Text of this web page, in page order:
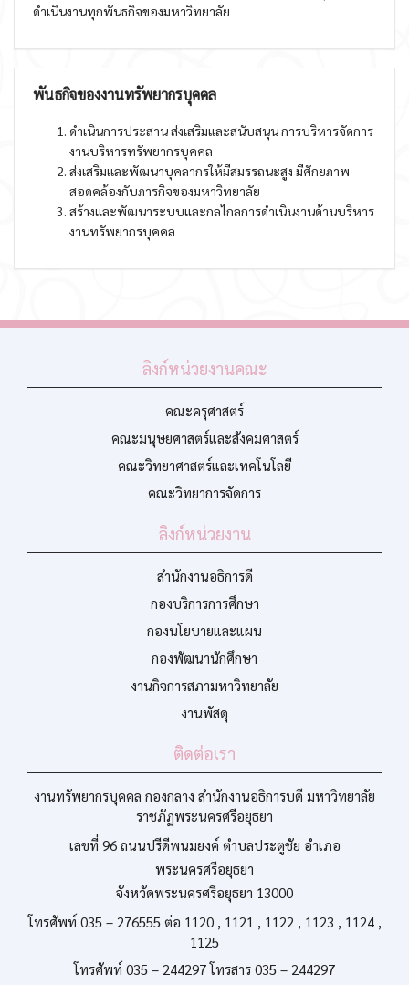
ดำเนินงานทุกพันธกิจของมหาวิทยาลัย
พันธกิจของงานทรัพยากรบุคคล
ดำเนินการประสาน ส่งเสริมและสนับสนุน การบริหารจัดการ
งานบริหารทรัพยากรบุคคล
ส่งเสริมและพัฒนาบุคลากรให้มีสมรรถนะสูง มีศักยภาพ
สอดคล้องกับภารกิจของมหาวิทยาลัย
สร้างและพัฒนาระบบและกลไกลการดำเนินงานด้านบริหาร
งานทรัพยากรบุคคล
ลิงก์หน่วยงานคณะ
คณะครุศาสตร์
คณะมนุษยศาสตร์และสังคมศาสตร์
คณะวิทยาศาสตร์และเทคโนโลยี
คณะวิทยาการจัดการ
ลิงก์หน่วยงาน
สำนักงานอธิการดี
กองบริการการศึกษา
กองนโยบายและแผน
กองพัฒนานักศึกษา
งานกิจการสภามหาวิทยาลัย
งานพัสดุ
ติดต่อเรา
งานทรัพยากรบุคคล กองกลาง สำนักงานอธิการบดี มหาวิทยาลัย
ราชภัฏพระนครศรีอยุธยา
เลขที่ 96 ถนนปรีดีพนมยงค์ ตำบลประตูชัย อำเภอ
พระนครศรีอยุธยา
จังหวัดพระนครศรีอยุธยา 13000
โทรศัพท์ 035 – 276555 ต่อ 1120 , 1121 , 1122 , 1123 , 1124 ,
1125
โทรศัพท์ 035 – 244297 โทรสาร 035 – 244297